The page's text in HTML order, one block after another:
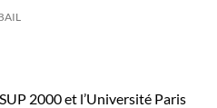
2000 et l’Université Paris